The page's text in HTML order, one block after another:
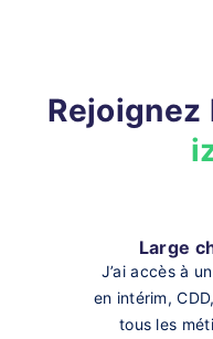
Rejoignez
Large
J’ai accès à
en intérim,
tous les